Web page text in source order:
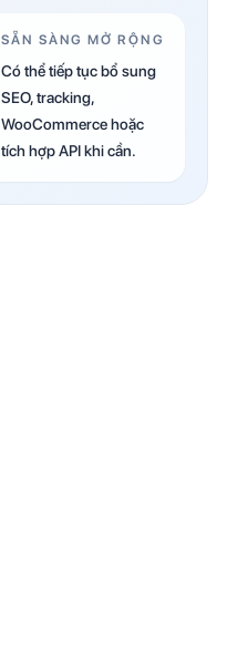
SẴN SÀNG MỞ RỘNG
Có thể tiếp tục bổ sung
SEO, tracking,
WooCommerce hoặc
tích hợp API khi cần.